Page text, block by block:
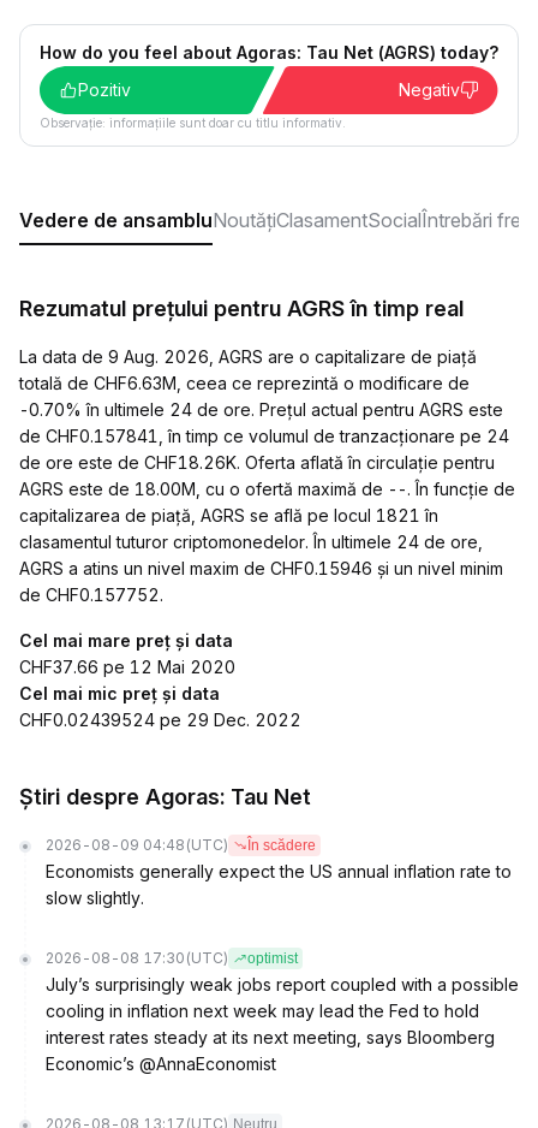
How do you feel about Agoras: Tau Net (AGRS) today?
Pozitiv
Negativ
Observație: informațiile sunt doar cu titlu informativ.
Vedere de ansambluNoutățiClasamentSocialÎntrebări
Rezumatul prețului pentru AGRS în timp real
La data de 9 Aug. 2026, AGRS are o capitalizare de piață
totală de CHF6.63M, ceea ce reprezintă o modificare de
-0.70% în ultimele 24 de ore. Prețul actual pentru AGRS este
de CHF0.157841, în timp ce volumul de tranzacționare pe 24
de ore este de CHF18.26K. Oferta aflată în circulație pentru
AGRS este de 18.00M, cu o ofertă maximă de --. În funcție de
capitalizarea de piață, AGRS se află pe locul 1821 în
clasamentul tuturor criptomonedelor. În ultimele 24 de ore,
AGRS a atins un nivel maxim de CHF0.15946 și un nivel minim
de CHF0.157752.
Cel mai mare preț și data
CHF37.66 pe 12 Mai 2020
Cel mai mic preț și data
CHF0.02439524 pe 29 Dec. 2022
Știri despre Agoras: Tau Net
2026-08-09 04:48 (UTC) În scădere
Economists generally expect the US annual inflation rate to
slow slightly.
2026-08-08 17:30 (UTC) optimist
July’s surprisingly weak jobs report coupled with a possible
cooling in inflation next week may lead the Fed to hold
interest rates steady at its next meeting, says Bloomberg
Economic’s @AnnaEconomist
2026-08-08 13:17 (UTC) Neutru